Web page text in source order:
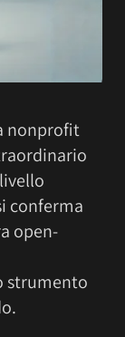
nonprofit
conferma
open-
strumento